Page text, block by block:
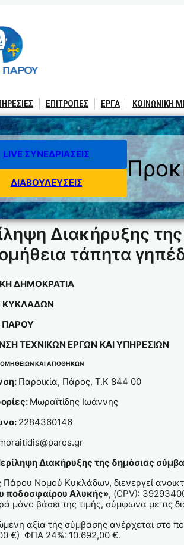
ΕΠΙΤΡΟΠΕΣ ΕΡΓΑ ΚΟΙΝΩΝΙΚΗ
LIVE ΣΥΝΕΔΡΙΑΣΕΙΣ
ΔΙΑΒΟΥΛΕΥΣΕΙΣ
Διακήρυξης
τάπητα
ΔΗΜΟΚΡΑΤΙΑ
ΚΥΚΛΑΔΩΝ
ΠΑΡΟΥ
ΤΕΧΝΙΚΩΝ ΕΡΓΩΝ ΚΑΙ ΥΠΗΡΕΣΙΩΝ
ΚΑΙ ΑΠΟΘΗΚΩΝ
Παροικία, Πάρος, Τ.Κ 844 00
Μωραϊτίδης Ιωάννης
2284360146
Διακήρυξης της δημόσιας
Νομού Κυκλάδων, διενεργεί
ποδοσφαίρου Αλυκής», (CPV):
μόνο βάσει της τιμής, σύμφωνα με τις
αξία της σύμβασης ανέρχεται
€) ΦΠΑ 24%: 10.692,00 €.